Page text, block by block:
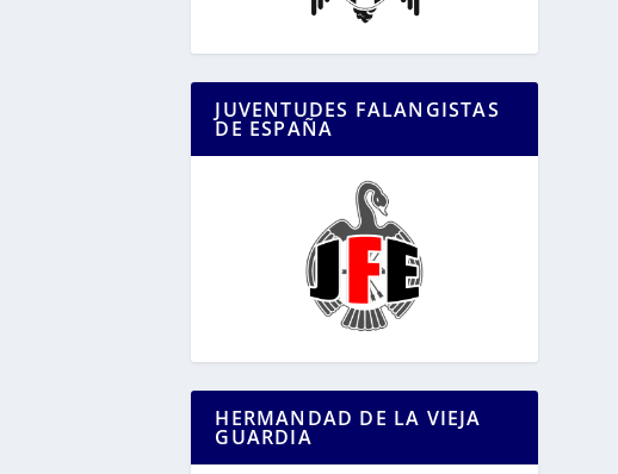
JUVENTUDES FALANGISTAS
DE ESPAÑA
HERMANDAD DE LA VIEJA
GUARDIA